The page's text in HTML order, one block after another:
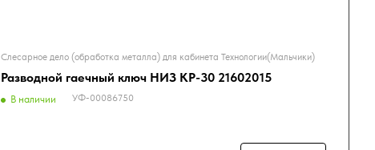
Слесарное дело (обработка металла) для кабинета Технологии(Мальчики)
Разводной гаечный ключ НИЗ КР-30 21602015
В наличии УФ-00086750